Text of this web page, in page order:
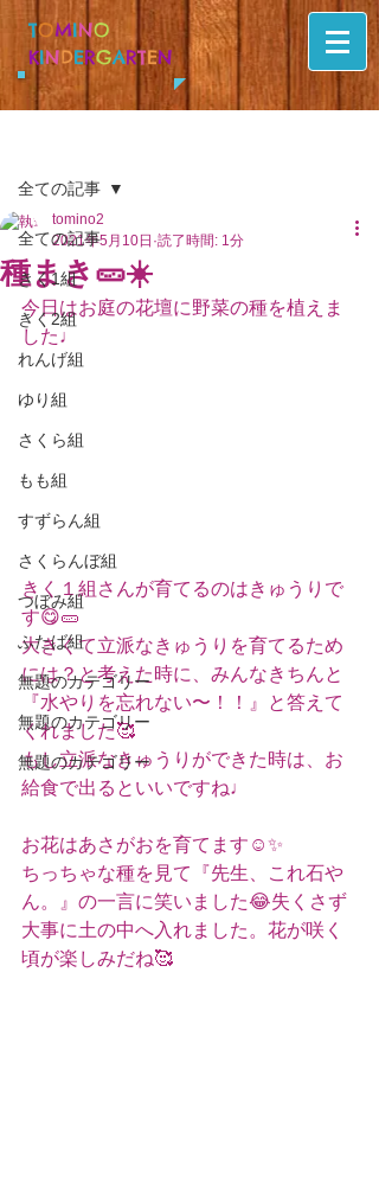
TOMINO
KINDERGARTEN
全ての記事
きく1組
きく2組
れんげ組
ゆり組
さくら組
もも組
すずらん組
さくらんぼ組
つぼみ組
ふたば組
無題のカテゴリー
無題のカテゴリー
無題のカテゴリー
全ての記事
種まき🥒☀️
tomino2
2021年5月10日 読了時間: 1分
今日はお庭の花壇に野菜の種を植えま
した♩
きく１組さんが育てるのはきゅうりで
す😋🥒
大きくて立派なきゅうりを育てるため
には？と考えた時に、みんなきちんと
『水やりを忘れない〜！！』と答えて
くれました🥰
もし立派なきゅうりができた時は、お
給食で出るといいですね♩
お花はあさがおを育てます☺️✨
ちっちゃな種を見て『先生、これ石や
ん。』の一言に笑いました😂失くさず
大事に土の中へ入れました。花が咲く
頃が楽しみだね🥰